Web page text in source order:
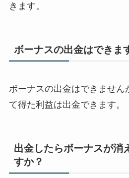
きます。
ボーナスの出金はできま
ボーナスの出金はできません
て得た利益は出金できます。
出金したらボーナスが消
すか？